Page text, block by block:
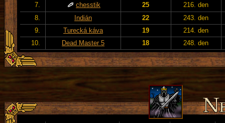
7.
chesstik 25
216. den
8.
Indián 22
243. den
9.
Turecká káva 19
214. den
10.
Dead Master 5 18 248. den